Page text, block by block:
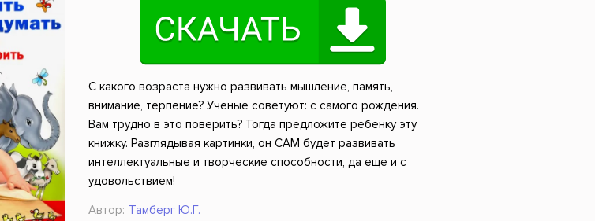
Триллеры
Научные издания
История России
Внутренняя политика
Юриспруденция
С какого возраста нужно развивать мышление, память,
внимание, терпение? Ученые советуют: с самого рождения.
Вам трудно в это поверить? Тогда предложите ребенку эту
книжку. Разглядывая картинки, он САМ будет развивать
интеллектуальные и творческие способности, да еще и с
удовольствием!
Автор: Тамберг Ю.Г.